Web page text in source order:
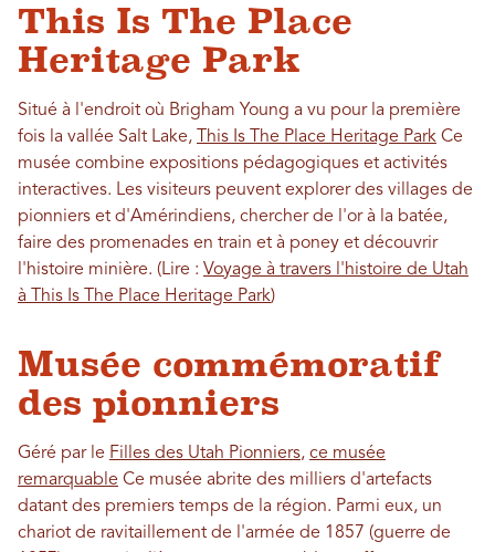
This Is The Place
Heritage Park
Situé à l'endroit où Brigham Young a vu pour la première
fois la vallée Salt Lake, This Is The Place Heritage Park Ce
musée combine expositions pédagogiques et activités
interactives. Les visiteurs peuvent explorer des villages de
pionniers et d'Amérindiens, chercher de l'or à la batée,
faire des promenades en train et à poney et découvrir
l'histoire minière. (Lire : Voyage à travers l'histoire de Utah
à This Is The Place Heritage Park)
Musée commémoratif
des pionniers
Géré par le Filles des Utah Pionniers, ce musée
remarquable Ce musée abrite des milliers d'artefacts
datant des premiers temps de la région. Parmi eux, un
chariot de ravitaillement de l'armée de 1857 (guerre de